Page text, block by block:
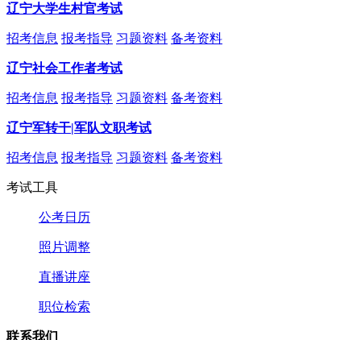
辽宁大学生村官考试
招考信息 报考指导 习题资料 备考资料
辽宁社会工作者考试
招考信息 报考指导 习题资料 备考资料
辽宁军转干|军队文职考试
招考信息 报考指导 习题资料 备考资料
考试工具
公考日历
照片调整
直播讲座
职位检索
联系我们